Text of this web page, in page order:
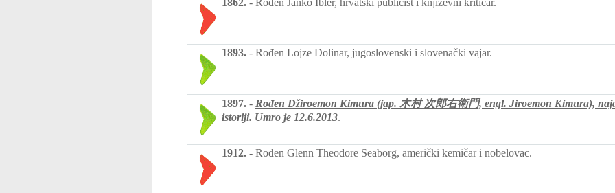
1862. - Rođen Janko Ibler, hrvatski publicist i književni kritičar.
1893. - Rođen Lojze Dolinar, jugoslovenski i slovenački vajar.
1897. - Rođen Džiroemon Kimura (jap. 木村 次郎右衛門, engl. Jiroemon Kimura),
istoriji. Umro je 12.6.2013.
1912. - Rođen Glenn Theodore Seaborg, američki kemičar i nobelovac.